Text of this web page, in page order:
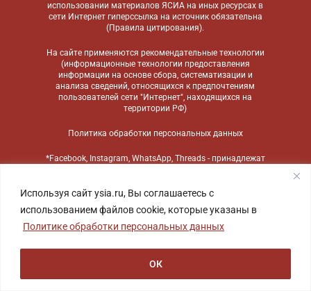
Используя сайт ysia.ru, Вы соглашаетесь с
использованием файлов cookie, которые указаны в
Политике обработки персональных данных
ОК
использовании материалов ЯСИА на иных ресурсах в
сети Интернет гиперссылка на источник обязательна
(Правила цитирования).
На сайте применяются рекомендательные технологии
(информационные технологии предоставления
информации на основе сбора, систематизации и
анализа сведений, относящихся к предпочтениям
пользователей сети "Интернет", находящихся на
территории РФ)
Политика обработки персональных данных
*Facebook, Instagram, WhatsApp, Threads - принадлежат